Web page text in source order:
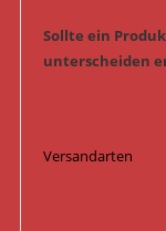
Sollte ein
unterscheiden
Versandarten